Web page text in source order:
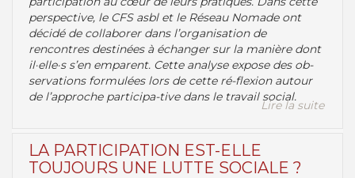
perspective, le CFS asbl et le Réseau Nomade ont
décidé de collaborer dans l’organisation de
rencontres destinées à échanger sur la manière dont
il·elle·s s’en emparent. Cette analyse expose des ob-
servations formulées lors de cette ré-flexion autour
de l’approche participa-tive dans le travail social.
Lire la suite
LA PARTICIPATION EST-ELLE
TOUJOURS UNE LUTTE SOCIALE ?